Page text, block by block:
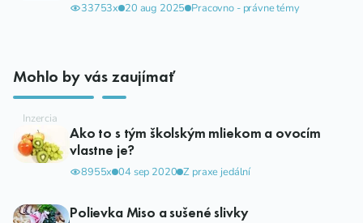
33753x 20 aug 2025 Pracovno - právne témy
Mohlo by vás zaujímať
Ako to s tým školským mliekom a ovocím
vlastne je?
8955x 04 sep 2020 Z praxe jedální
Polievka Miso a sušené slivky